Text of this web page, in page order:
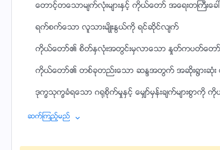
ေတာင့္တေသာမ်က္လုံးမ်ားႏွင့္ ကိုယ္ေတာ္ အေရးတႀကီးေခ
ရက္စက္ေသာ လူသားမ်ိဳးႏြယ္ကို ရင္ဆိုင္လ်က္
ကိုယ္ေတာ္၏ စိတ္ႏွလုံးအတြင္းမွလာေသာ ႏႈတ္ကပတ္ေတ
ကိုယ္ေတာ္၏ တစ္ခုတည္းေသာ ဆႏၵအတြက္ အဆိုး႐ြားဆုံး
ဒုကၡသုကၡခံရေသာ ဂ႐ုစိုက္မႈႏွင့္ ေမွ်ာ္မွန္းခ်က္မ်ားစြာကို ကို
လြန္က်ဴးေသာ ေတာင္းဆိုမႈမ်ားကို လုံးဝ မျပဳလုပ္ဘဲ အရာခ
ဆက္ၾကည့္မည္